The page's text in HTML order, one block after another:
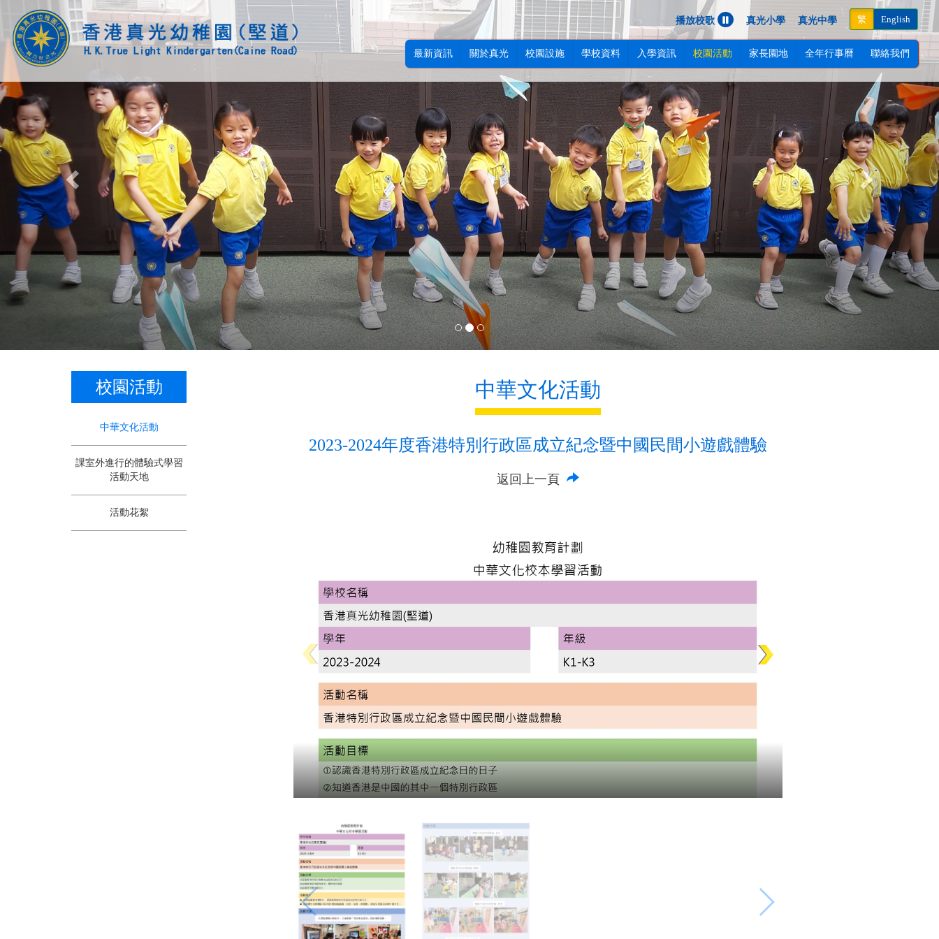
播放校歌 真光小學 真光中學 繁 English
最新資訊 關於真光 校園設施 學校資料 入學資訊 校園活動 家長園地 全年行事曆 聯絡我們
Previous Next
中華文化活動
2023-2024年度香港特別行政區成立紀念暨中國民間小遊戲體驗
返回上一頁
校園活動
中華文化活動
課室外進行的體驗式學習
活動天地
活動花絮